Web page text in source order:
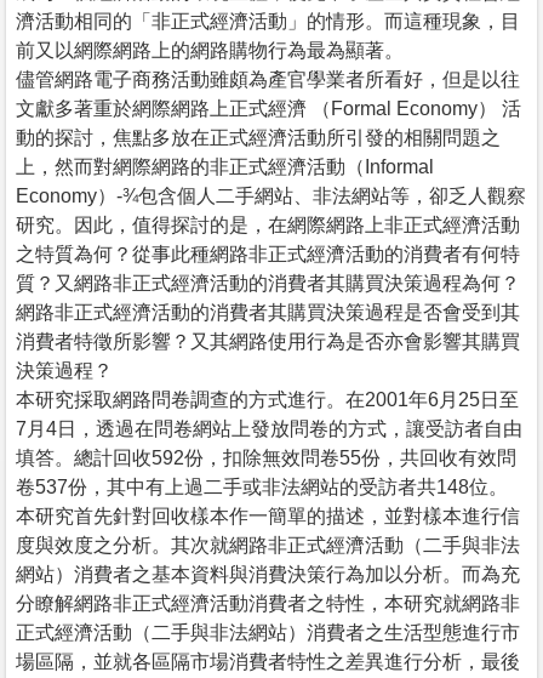
濟活動相同的「非正式經濟活動」的情形。而這種現象，目
前又以網際網路上的網路購物行為最為顯著。
儘管網路電子商務活動雖頗為產官學業者所看好，但是以往
文獻多著重於網際網路上正式經濟 （Formal Economy） 活
動的探討，焦點多放在正式經濟活動所引發的相關問題之
上，然而對網際網路的非正式經濟活動（Informal
Economy）-¾包含個人二手網站、非法網站等，卻乏人觀察
研究。因此，值得探討的是，在網際網路上非正式經濟活動
之特質為何？從事此種網路非正式經濟活動的消費者有何特
質？又網路非正式經濟活動的消費者其購買決策過程為何？
網路非正式經濟活動的消費者其購買決策過程是否會受到其
消費者特徵所影響？又其網路使用行為是否亦會影響其購買
決策過程？
本研究採取網路問卷調查的方式進行。在2001年6月25日至
7月4日，透過在問卷網站上發放問卷的方式，讓受訪者自由
填答。總計回收592份，扣除無效問卷55份，共回收有效問
卷537份，其中有上過二手或非法網站的受訪者共148位。
本研究首先針對回收樣本作一簡單的描述，並對樣本進行信
度與效度之分析。其次就網路非正式經濟活動（二手與非法
網站）消費者之基本資料與消費決策行為加以分析。而為充
分瞭解網路非正式經濟活動消費者之特性，本研究就網路非
正式經濟活動（二手與非法網站）消費者之生活型態進行市
場區隔，並就各區隔市場消費者特性之差異進行分析，最後